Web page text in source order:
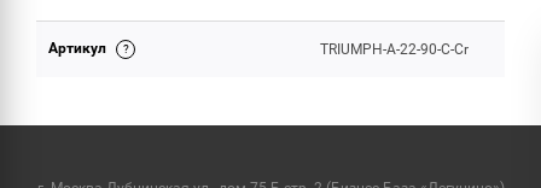
ОБЪЕМ ПОСТАВКИ
Артикул TRIUMPH-A-22-90-C-Cr